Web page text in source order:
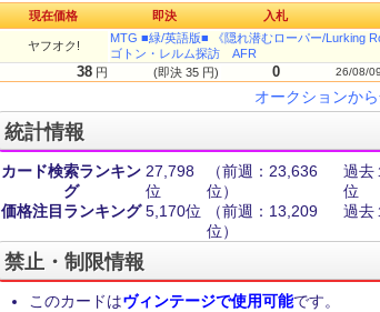
現在価格 即決 入札
ヤフオク!
MTG ■緑/英語版■ 《隠れ潜むローパー/Lurking
ゴトン・レルム探訪 AFR
38 円 (即決 35 円) 0 26/08/
オークションか
統計情報
カード検索ランキン
グ
27,798
位
（前週：23,636
位）
過去
位
価格注目ランキング 5,170位
（前週：13,209
位）
過去
禁止・制限情報
このカードはヴィンテージで使用可能です。